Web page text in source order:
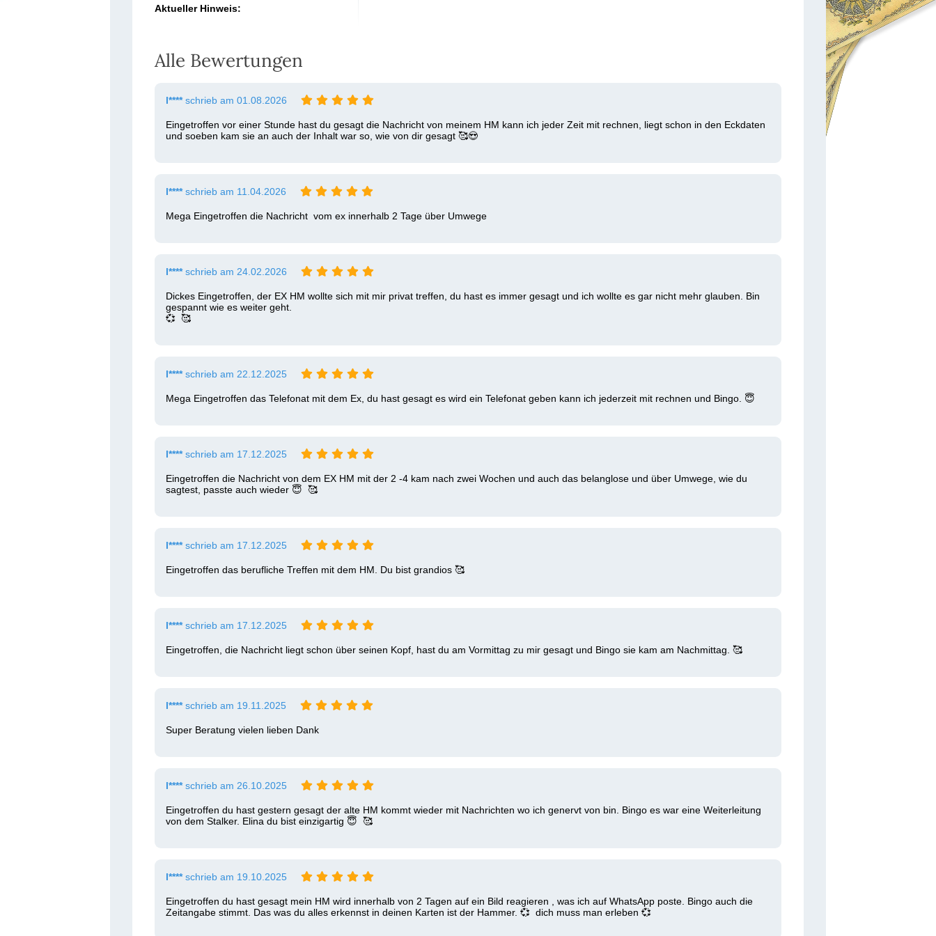
Aktueller Hinweis:
Alle Bewertungen
l****schrieb am 01.08.2026
Eingetroffen vor einer Stunde hast du gesagt die Nachricht von meinem HM kann ich jeder Zeit mit rechnen, liegt schon in den Eckdaten
und soeben kam sie an auch der Inhalt war so, wie von dir gesagt 🥰😍
l****schrieb am 11.04.2026
Mega Eingetroffen die Nachricht  vom ex innerhalb 2 Tage über Umwege
l****schrieb am 24.02.2026
Dickes Eingetroffen, der EX HM wollte sich mit mir privat treffen, du hast es immer gesagt und ich wollte es gar nicht mehr glauben. Bin
gespannt wie es weiter geht.
💞  🥰
l****schrieb am 22.12.2025
Mega Eingetroffen das Telefonat mit dem Ex, du hast gesagt es wird ein Telefonat geben kann ich jederzeit mit rechnen und Bingo. 😇
l****schrieb am 17.12.2025
Eingetroffen die Nachricht von dem EX HM mit der 2 -4 kam nach zwei Wochen und auch das belanglose und über Umwege, wie du
sagtest, passte auch wieder 😇  🥰
l****schrieb am 17.12.2025
Eingetroffen das berufliche Treffen mit dem HM. Du bist grandios 🥰
l****schrieb am 17.12.2025
Eingetroffen, die Nachricht liegt schon über seinen Kopf, hast du am Vormittag zu mir gesagt und Bingo sie kam am Nachmittag. 🥰
l****schrieb am 19.11.2025
Super Beratung vielen lieben Dank
l****schrieb am 26.10.2025
Eingetroffen du hast gestern gesagt der alte HM kommt wieder mit Nachrichten wo ich genervt von bin. Bingo es war eine Weiterleitung
von dem Stalker. Elina du bist einzigartig 😇  🥰
l****schrieb am 19.10.2025
Eingetroffen du hast gesagt mein HM wird innerhalb von 2 Tagen auf ein Bild reagieren , was ich auf WhatsApp poste. Bingo auch die
Zeitangabe stimmt. Das was du alles erkennst in deinen Karten ist der Hammer. 💞  dich muss man erleben 💞